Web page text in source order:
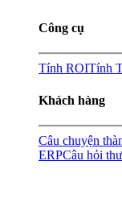
Công cụ
Tính ROITính
Khách hàng
Câu chuyện
ERPCâu hỏi